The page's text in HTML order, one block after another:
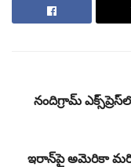
నందిగ్రామ్‌
ఇరాన్‌పై అమెరికా